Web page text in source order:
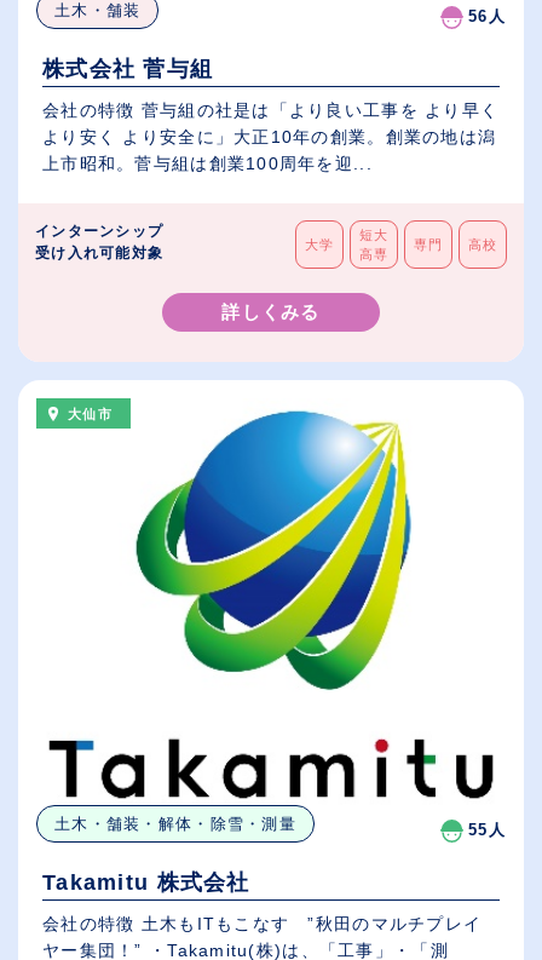
土木・舗装 56人
株式会社 菅与組
会社の特徴 菅与組の社是は「より良い工事を より早く
より安く より安全に」大正10年の創業。創業の地は潟
上市昭和。菅与組は創業100周年を迎...
インターンシップ
受け入れ可能対象
大学
短大
高専
専門 高校
詳しくみる
大仙市
土木・舗装・解体・除雪・測量 55人
Takamitu 株式会社
会社の特徴 土木もITもこなす ”秋田のマルチプレイ
ヤー集団！” ・Takamitu(株)は、「工事」・「測